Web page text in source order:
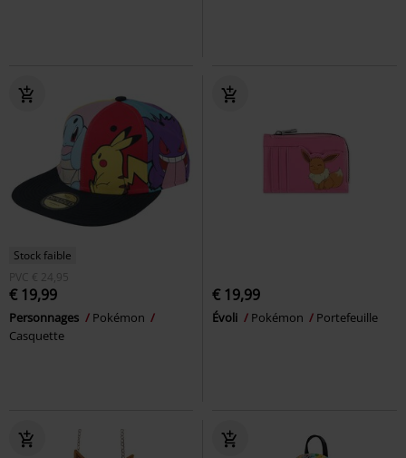
Stock faible
PVC € 24,95
€ 19,99
Personnages
Pokémon
Casquette
€ 19,99
Évoli Pokémon Portefeuille